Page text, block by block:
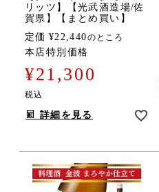
リッツ】【光武酒造場/佐
賀県】【まとめ買い】
定価 ¥22,440のところ
本店特別価格
¥21,300
税込
詳細を見る